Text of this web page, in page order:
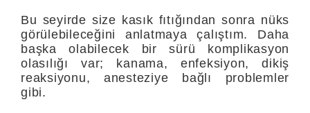
Bu seyirde size kasık fıtığından sonra nüks
görülebileceğini anlatmaya çalıştım. Daha
başka olabilecek bir sürü komplikasyon
olasılığı var; kanama, enfeksiyon, dikiş
reaksiyonu, anesteziye bağlı problemler
gibi.